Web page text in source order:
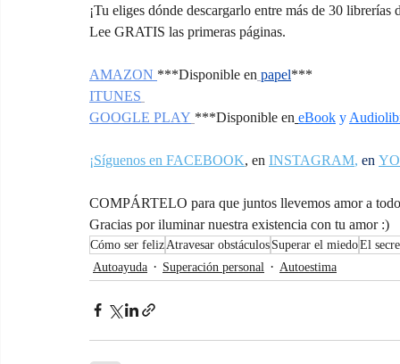
¡Tu eliges dónde descargarlo entre más de 30
Lee GRATIS las primeras páginas.
AMAZON ***Disponible en papel***
ITUNES
GOOGLE PLAY ***Disponible en eBook y
¡Síguenos en FACEBOOK, en INSTAGRAM, en
COMPÁRTELO para que juntos llevemos amor a
Gracias por iluminar nuestra existencia con tu amor :)
Cómo ser feliz Atravesar obstáculos Superar el miedoEl
Autoayuda
Superación personal Autoestima